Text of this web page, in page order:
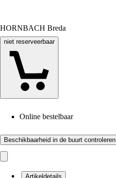
HORNBACH Breda
niet reserveerbaar
Online bestelbaar
Beschikbaarheid in de buurt controleren
Artikeldetails